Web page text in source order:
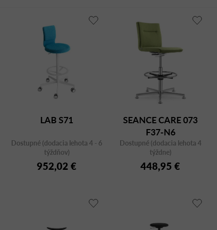
LAB S71
Dostupné (dodacia lehota 4 - 6
týždňov)
952,02 €
SEANCE CARE 073
F37-N6
Dostupné (dodacia lehota 4
týždne)
448,95 €